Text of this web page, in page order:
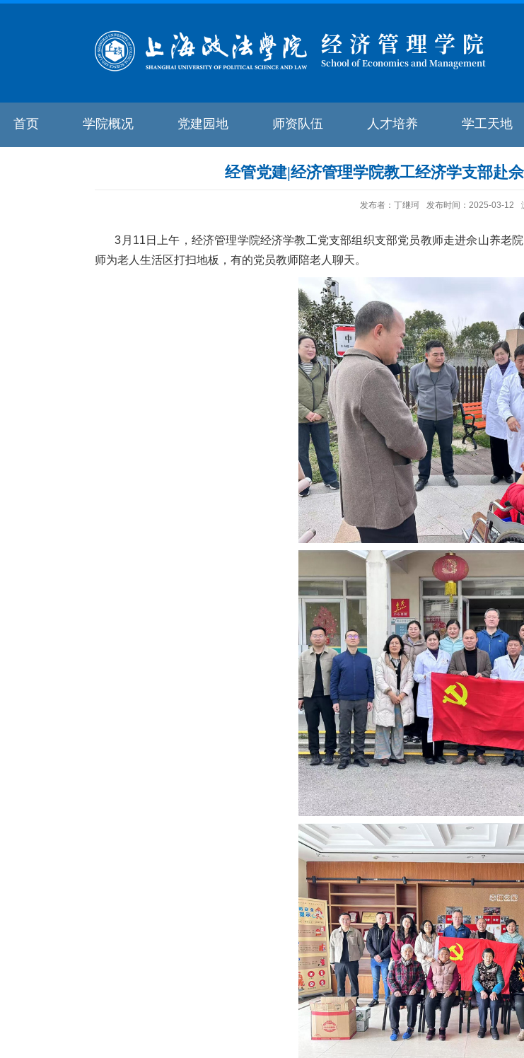
经济管理学院
School of Economics and Management
首页 学院概况 党建园地 师资队伍 人才培养 学工天地
经管党建|经济管理学院教工经济学支部赴
发布者：丁继珂 发布时间：2025-03-12
3 月 11 日上午，经济管理学院经济学教工党支部组织支部党员教师走进佘山养老
师为老人生活区打扫地板，有的党员教师陪老人聊天。